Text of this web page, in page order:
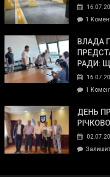
1
ВЛАДА
РАДИ:
1
ДЕНЬ